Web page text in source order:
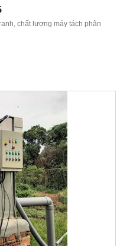
chất lượng máy tách phân